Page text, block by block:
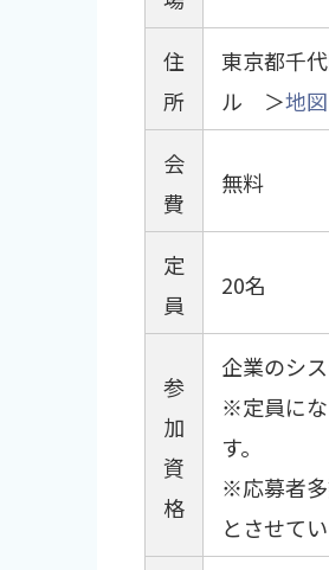
住
所
東京都千
ル ＞地図
会
費
無料
定
員
20名
参
加
資
格
企業のシ
※定員にな
す。
※応募者
とさせて